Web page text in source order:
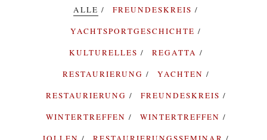
ALLE
FREUNDESKREIS
YACHTSPORTGESCHICHTE
KULTURELLES
REGATTA
RESTAURIERUNG
YACHTEN
RESTAURIERUNG
FREUNDESKREIS
WINTERTREFFEN
WINTERTREFFEN